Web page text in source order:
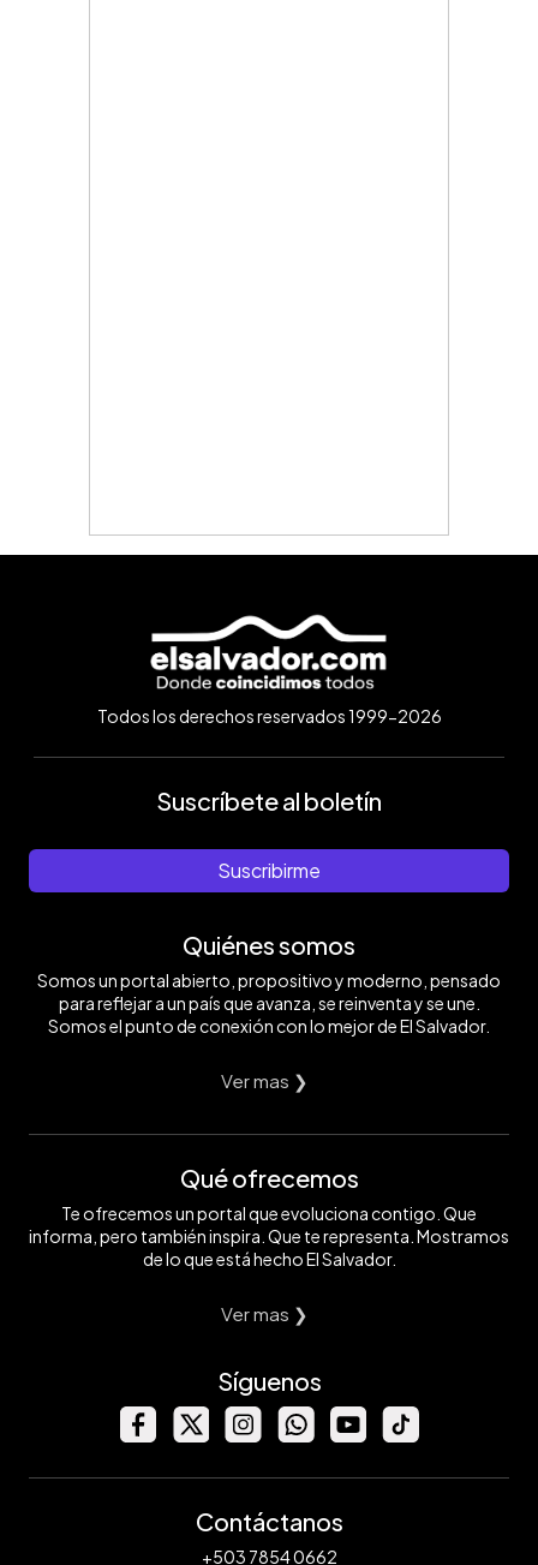
Todos los derechos reservados 1999-2026
Suscríbete al boletín
Suscribirme
Quiénes somos
Somos un portal abierto, propositivo y moderno, pensado
para reflejar a un país que avanza, se reinventa y se une.
Somos el punto de conexión con lo mejor de El Salvador.
Ver mas ❯
Qué ofrecemos
Te ofrecemos un portal que evoluciona contigo. Que
informa, pero también inspira. Que te representa. Mostramos
de lo que está hecho El Salvador.
Ver mas ❯
Síguenos
Contáctanos
+503 7854 0662